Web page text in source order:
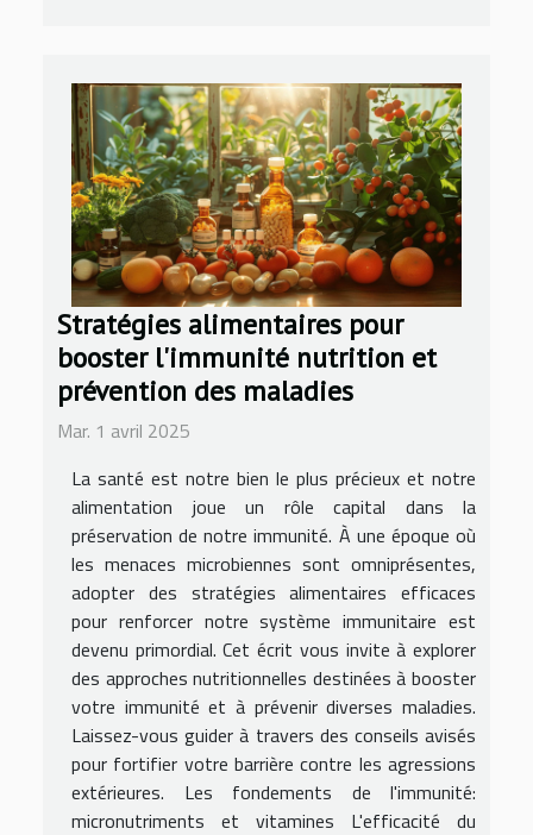
Stratégies alimentaires pour
booster l'immunité nutrition et
prévention des maladies
Mar. 1 avril 2025
La santé est notre bien le plus précieux et notre
alimentation joue un rôle capital dans la
préservation de notre immunité. À une époque où
les menaces microbiennes sont omniprésentes,
adopter des stratégies alimentaires efficaces
pour renforcer notre système immunitaire est
devenu primordial. Cet écrit vous invite à explorer
des approches nutritionnelles destinées à booster
votre immunité et à prévenir diverses maladies.
Laissez-vous guider à travers des conseils avisés
pour fortifier votre barrière contre les agressions
extérieures. Les fondements de l'immunité:
micronutriments et vitamines L'efficacité du